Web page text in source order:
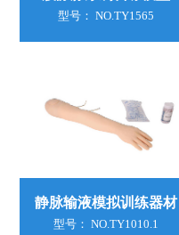
型号： NO.TY1565
静脉输液模拟训练器材
型号： NO.TY1010.1